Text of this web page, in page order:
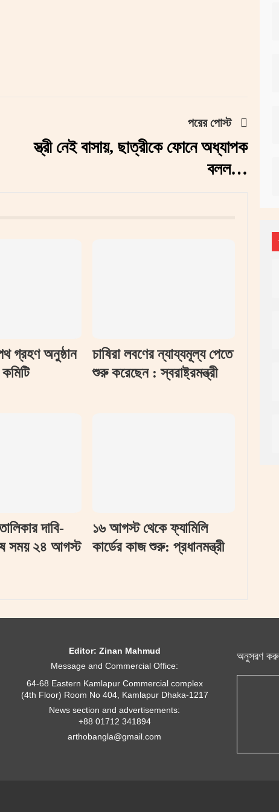
পরের পোস্ট
স্ত্রী নেই বাসায়, ছাত্রীকে ফোনে অধ্যাপক
বলল…
গ্রহণ অনুষ্ঠান
চাষিরা লবণের ন্যায্যমূল্য পেতে
শুরু করেছেন : স্বরাষ্ট্রমন্ত্রী
দাবি-
সময় ২৪ আগস্ট
১৬ আগস্ট থেকে ফ্যামিলি
কার্ডের কাজ শুরু: প্রধানমন্ত্রী
Editor: Zinan Mahmud
Message and Commercial Office:
64-68 Eastern Kamlapur Commercial complex
(4th Floor) Room No 404, Kamlapur Dhaka-1217
News section and advertisements:
+88 01712 341894
arthobangla@gmail.com
অনুসরণ